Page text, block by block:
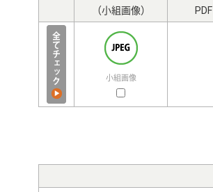
（小組画像）
PDF
小組画像